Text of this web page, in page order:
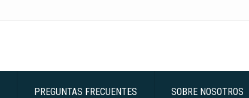
PREGUNTAS FRECUENTES SOBRE NOSOTROS